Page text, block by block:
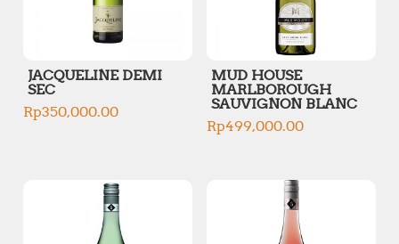
JACQUELINE DEMI
SEC
Rp350,000.00
MUD HOUSE
MARLBOROUGH
SAUVIGNON BLANC
Rp499,000.00